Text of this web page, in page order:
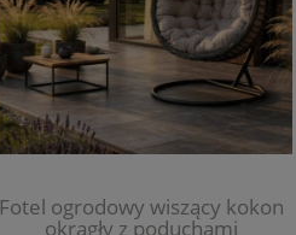
Fotel ogrodowy wiszący kokon
okrągły z poduchami